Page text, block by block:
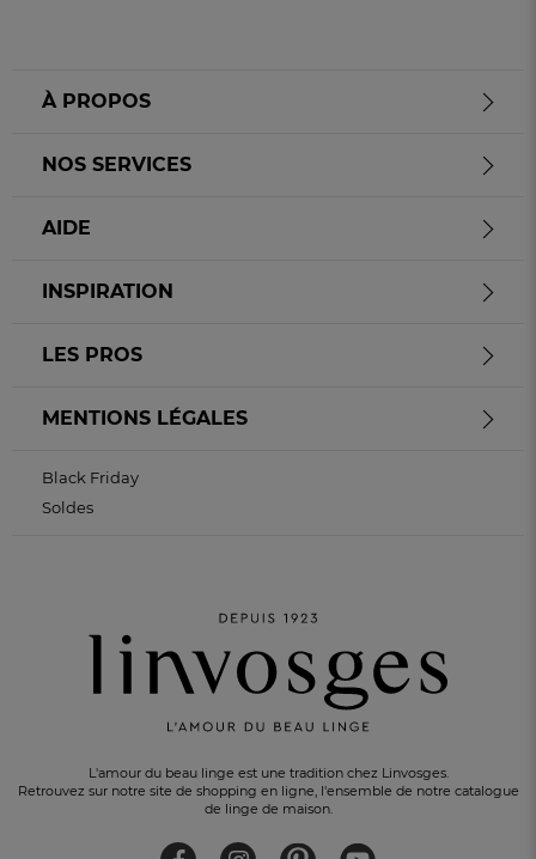
L'amour du beau linge est une tradition chez Linvosges.
Retrouvez sur notre site de shopping en ligne, l'ensemble de notre catalogue
de linge de maison.
À PROPOS
NOS SERVICES
AIDE
INSPIRATION
LES PROS
MENTIONS LÉGALES
Black Friday
Soldes